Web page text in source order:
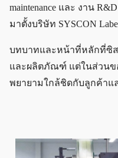
maintenance และ งาน
มาตั้งบริษัท SYSCON
บทบาทและหน้าที่หลักที่ซิส
และผลิตภัณฑ์ แต่ในส่วนข
พยายามใกล้ชิดกับลูกค้าแ